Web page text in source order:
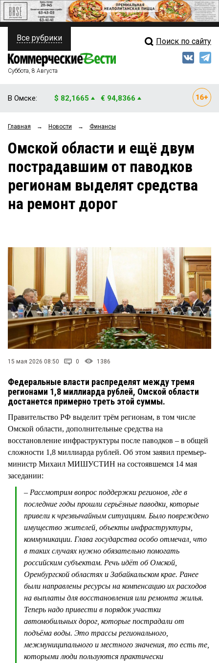
ПОЛИТИКА
ФИНАНСЫ
ОБЩЕСТВО
ЗАКОН
НОВОСТИ КОМПАНИЙ
Свежий выпуск
Рейтинги
Блоги
Архив
Все рубрики Поиск по сайту
Суббота, 8 Августа
В Омске: $ 82,1665 € 94,8366
Главная → Новости → Финансы
Омской области и ещё двум
пострадавшим от паводков
регионам выделят средства
на ремонт дорог
15 мая 2026 08:50 0 1386
Федеральные власти распределят между тремя
регионами 1,8 миллиарда рублей, Омской области
достанется примерно треть этой суммы.
Правительство РФ выделит трём регионам, в том числе
Омской области, дополнительные средства на
восстановление инфраструктуры после паводков – в общей
сложности 1,8 миллиарда рублей. Об этом заявил премьер-
министр Михаил МИШУСТИН на состоявшемся 14 мая
заседании:
– Рассмотрим вопрос поддержки регионов, где в
последние годы прошли серьёзные паводки, которые
привели к чрезвычайным ситуациям. Было повреждено
имущество жителей, объекты инфраструктуры,
коммуникации. Глава государства особо отмечал, что
в таких случаях нужно обязательно помогать
российским субъектам. Речь идёт об Омской,
Оренбургской областях и Забайкальском крае. Ранее
были направлены ресурсы на компенсацию их расходов
на выплаты для восстановления или ремонта жилья.
Теперь надо привести в порядок участки
автомобильных дорог, которые пострадали от
подъёма воды. Это трассы регионального,
межмуниципального и местного значения, то есть те,
которыми люди пользуются практически